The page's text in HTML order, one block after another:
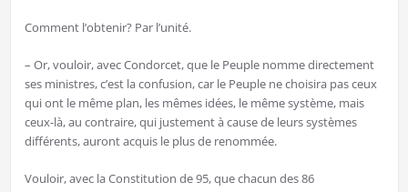
Comment l’obtenir? Par l’unité.
– Or, vouloir, avec Condorcet, que le Peuple nomme directement
ses ministres, c’est la confusion, car le Peuple ne choisira pas ceux
qui ont le même plan, les mêmes idées, le même système, mais
ceux-là, au contraire, qui justement à cause de leurs systèmes
différents, auront acquis le plus de renommée.
Vouloir, avec la Constitution de 95, que chacun des 86